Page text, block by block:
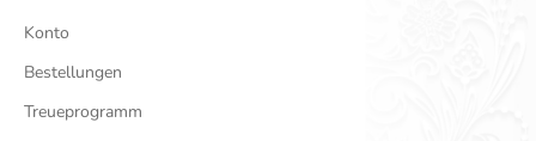
Konto
Bestellungen
Treueprogramm